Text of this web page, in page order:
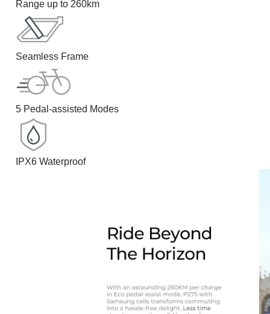
Range up to 260km
Seamless Frame
5 Pedal-assisted Modes
IPX6 Waterproof